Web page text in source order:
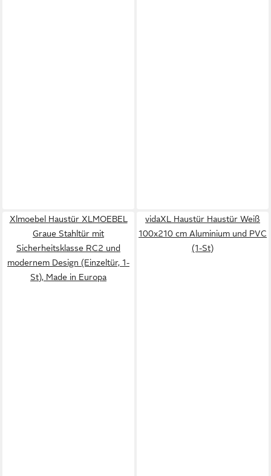
Xlmoebel Haustür XLMOEBEL
Graue Stahltür mit
Sicherheitsklasse RC2 und
modernem Design (Einzeltür, 1-
St), Made in Europa
vidaXL Haustür Haustür Weiß
100x210 cm Aluminium und PVC
(1-St)